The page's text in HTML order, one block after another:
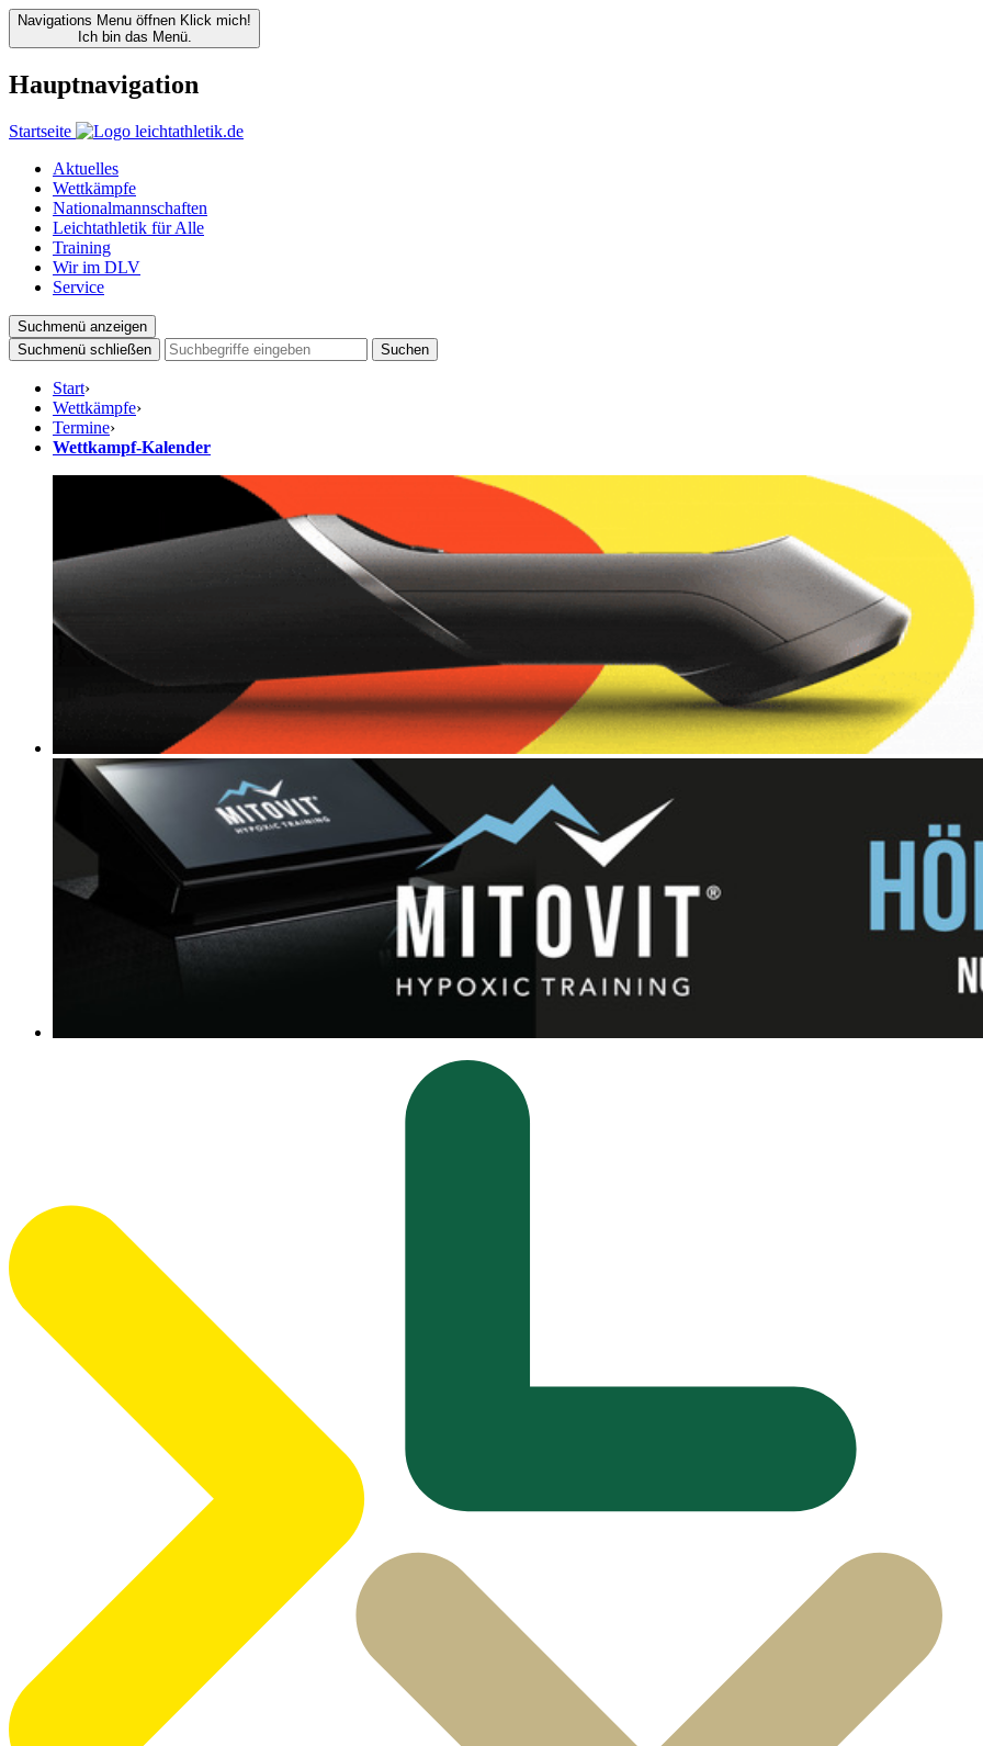
Navigations Menu öffnen Klick mich!
Ich bin das Menü.
Hauptnavigation
Startseite
Aktuelles
Wettkämpfe
Nationalmannschaften
Leichtathletik für Alle
Training
Wir im DLV
Service
Suchmenü anzeigen
Suchmenü schließen
Suchen
Start›
Wettkämpfe›
Termine›
Wettkampf-Kalender